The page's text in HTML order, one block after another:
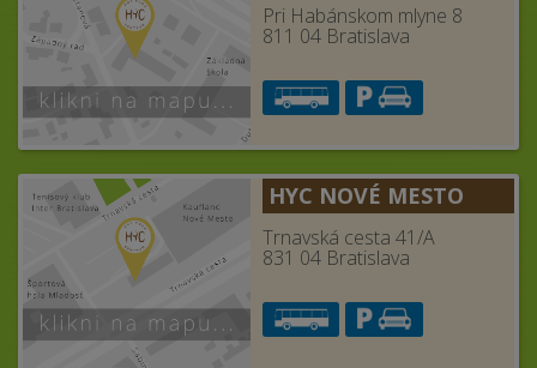
Pri Habánskom mlyne 8
811 04 Bratislava
HYC NOVÉ MESTO
Trnavská cesta 41/A
831 04 Bratislava